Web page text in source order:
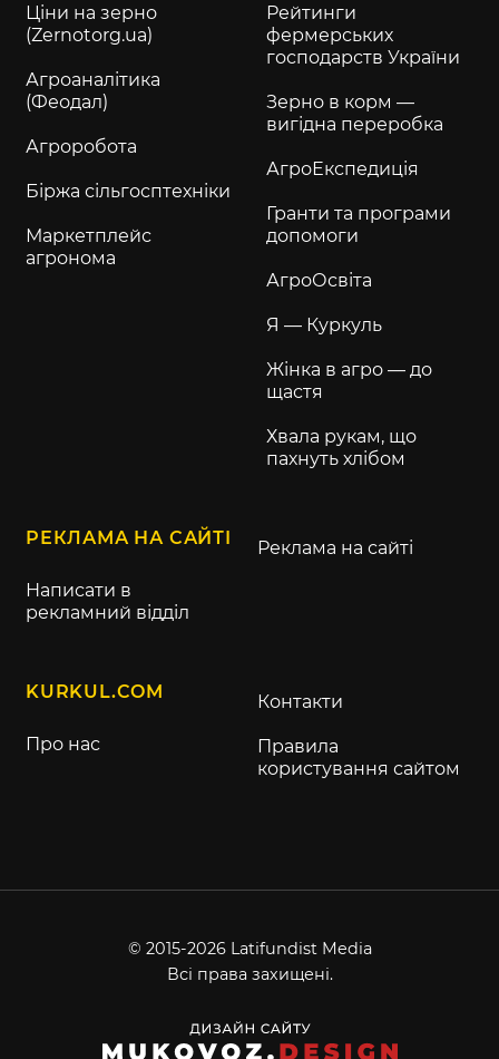
Ціни на зерно
(Zernotorg.ua)
Агроаналітика
(Феодал)
Агроробота
Біржа сільгосптехніки
Маркетплейс
агронома
Рейтинги
фермерських
господарств України
Зерно в корм —
вигідна переробка
АгроЕкспедиція
Гранти та програми
допомоги
АгроОсвіта
Я — Куркуль
Жінка в агро — до
щастя
Хвала рукам, що
пахнуть хлібом
РЕКЛАМА НА САЙТІ
Написати в
рекламний відділ
Реклама на сайті
KURKUL.COM
Про нас
Контакти
Правила
користування сайтом
© 2015-2026 Latifundist Media
Всі права захищені.